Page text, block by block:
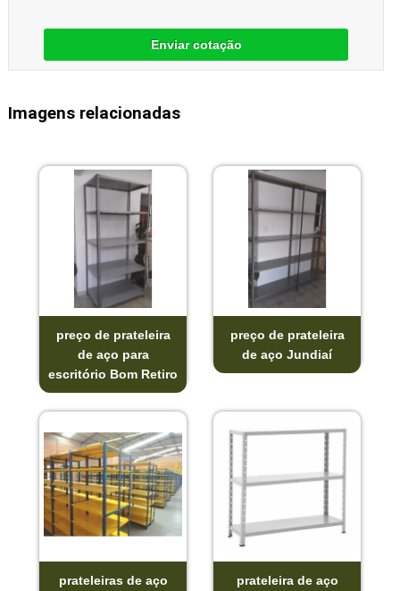
Enviar cotação
Imagens relacionadas
preço de prateleira
de aço para
escritório Bom Retiro
preço de prateleira
de aço Jundiaí
prateleiras de aço
prateleira de aço